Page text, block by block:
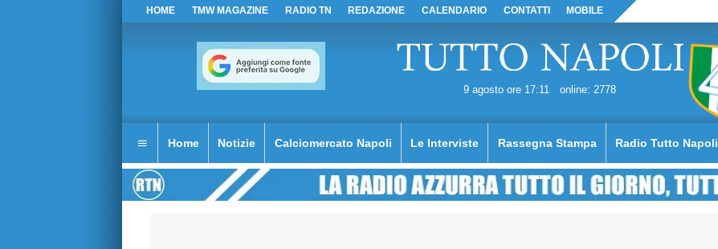
HOME TMW MAGAZINE RADIO TN REDAZIONE CALENDARIO CONTATTI MOBILE
9 agosto ore 17:11 online: 2778
Home Notizie Calciomercato Napoli Le Interviste Rassegna Stampa Radio Tutto Napoli